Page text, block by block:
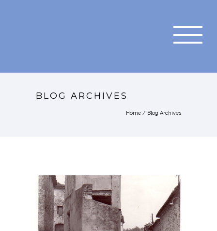
BLOG ARCHIVES
Home / Blog Archives